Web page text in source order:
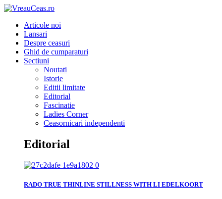
Articole noi
Lansari
Despre ceasuri
Ghid de cumparaturi
Sectiuni
Noutati
Istorie
Editii limitate
Editorial
Fascinatie
Ladies Corner
Ceasornicari independenti
Editorial
RADO TRUE THINLINE STILLNESS WITH LI EDELKOORT